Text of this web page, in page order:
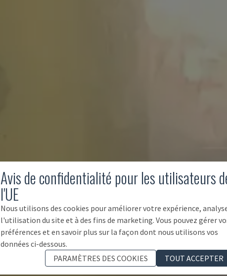
Avis de confidentialité pour les utilisateurs
l'UE
Nous utilisons des cookies pour améliorer votre expérience,
l'utilisation du site et à des fins de marketing. Vous pouvez gérer
préférences et en savoir plus sur la façon dont nous utilisons vos
données ci-dessous.
PARAMÈTRES DES COOKIES
TOUT ACCEPTER